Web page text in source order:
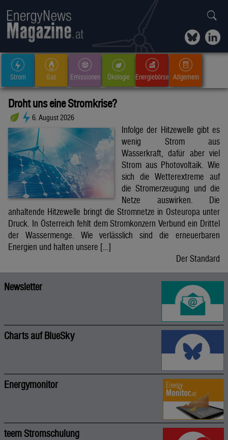
Strom Gas Emissionen Ökologie Energiebörse Allgemein
Droht uns eine Stromkrise?
6. August 2026
Infolge der Hitzewelle gibt es
wenig Strom aus
Wasserkraft, dafür aber viel
Strom aus Photovoltaik. Wie
sich die Wetterextreme auf
die Stromerzeugung und die
Netze auswirken. Die
anhaltende Hitzewelle bringt die Stromnetze in Osteuropa unter
Druck. In Österreich fehlt dem Stromkonzern Verbund ein Drittel
der Wassermenge. Wie verlässlich sind die erneuerbaren
Energien und halten unsere […]
Der Standard
Newsletter
Charts auf BlueSky
Energymonitor
teem Stromschulung